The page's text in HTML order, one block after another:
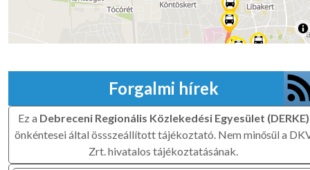
Forgalmi hírek
Ez a Debreceni Regionális Közlekedési Egyesület (DERKE)
önkéntesei által össszeállított tájékoztató. Nem minősül a
Zrt. hivatalos tájékoztatásának.